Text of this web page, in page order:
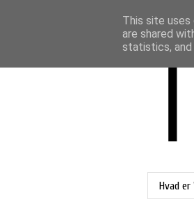
Hvad er
This site
are shared
statistics,